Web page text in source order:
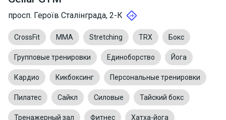
просп. Героїв Сталінграда, 2-К
CrossFit MMA Stretching TRX Бокс
Групповые тренировки Единоборство Йога
Кардио Кикбоксинг Персональные тренировки
Пилатес Сайкл Силовые Тайский бокс
Тренажерный зал Фитнес Хатха-йога